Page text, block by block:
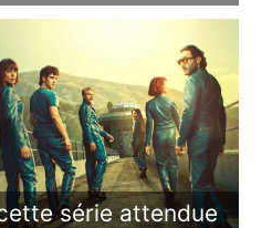
série attendue